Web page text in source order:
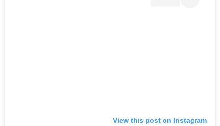
View this post on Instagram